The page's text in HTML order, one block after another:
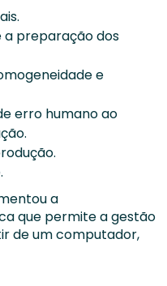
a preparação dos
e
erro humano ao
a
que permite a gestão
de um computador,